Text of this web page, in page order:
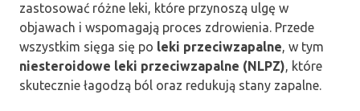
zastosować różne leki, które przynoszą ulgę w
objawach i wspomagają proces zdrowienia. Przede
wszystkim sięga się po leki przeciwzapalne, w tym
niesteroidowe leki przeciwzapalne (NLPZ), które
skutecznie łagodzą ból oraz redukują stany zapalne.